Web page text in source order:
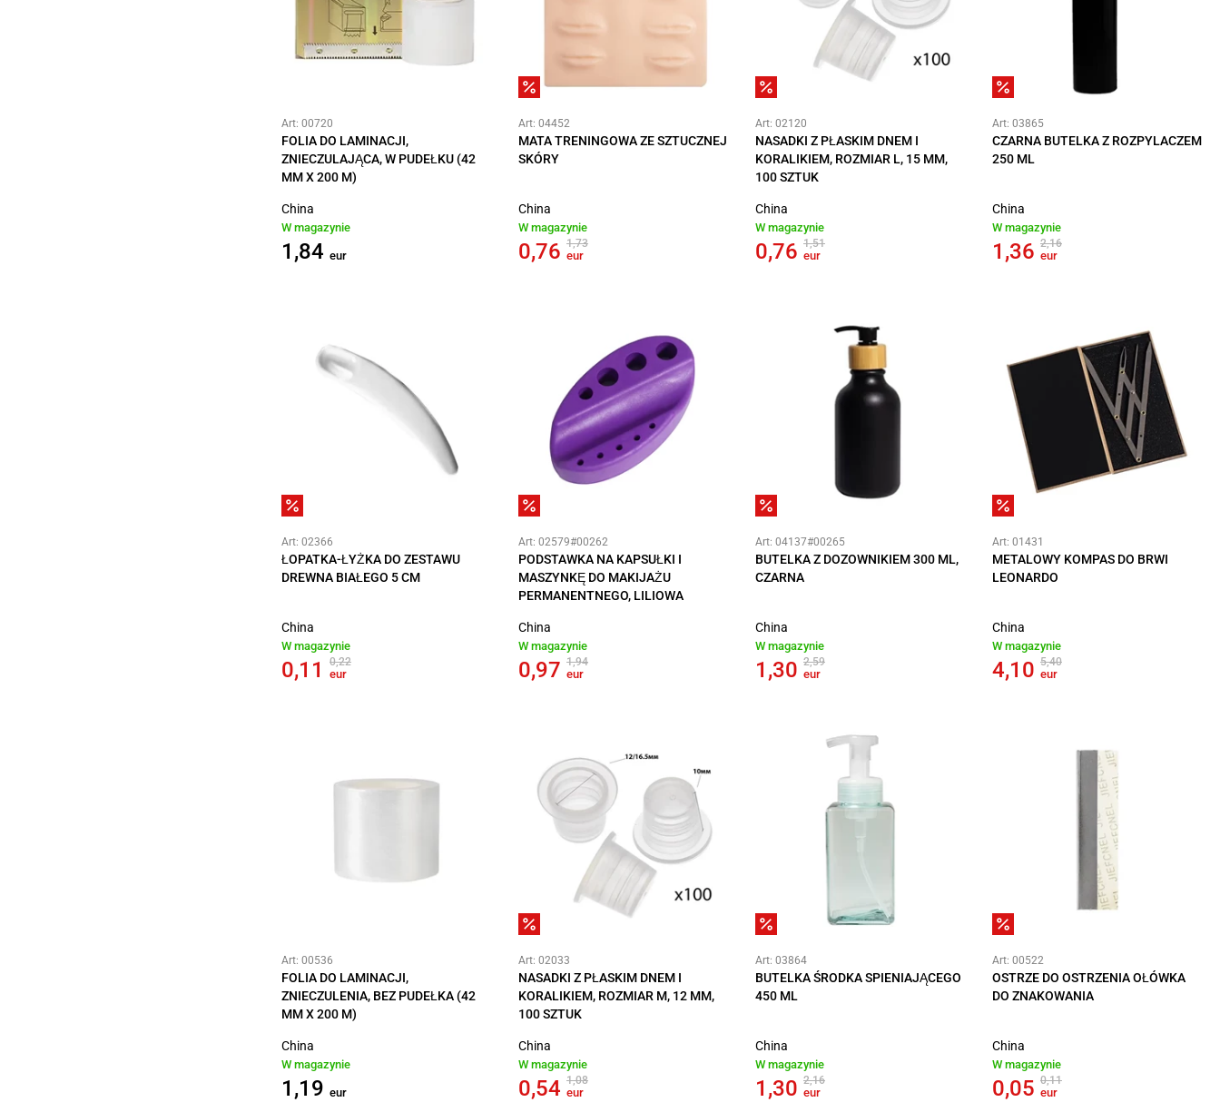
Art: 00720
FOLIA DO LAMINACJI,
ZNIECZULAJĄCA, W PUDEŁKU (42
MM X 200 M)
China
W magazynie
1,84 eur
Art: 04452
MATA TRENINGOWA ZE SZTUCZNEJ
SKÓRY
China
W magazynie
0,76 1,73
eur
Art: 02120
NASADKI Z PŁASKIM DNEM I
KORALIKIEM, ROZMIAR L, 15 MM,
100 SZTUK
China
W magazynie
0,76 1,51
eur
Art: 03865
CZARNA BUTELKA Z ROZPYLACZEM
250 ML
China
W magazynie
1,36 2,16
eur
Art: 02366
ŁOPATKA-ŁYŻKA DO ZESTAWU
DREWNA BIAŁEGO 5 CM
China
W magazynie
0,11 0,22
eur
Art: 02579#00262
PODSTAWKA NA KAPSUŁKI I
MASZYNKĘ DO MAKIJAŻU
PERMANENTNEGO, LILIOWA
China
W magazynie
0,97 1,94
eur
Art: 04137#00265
BUTELKA Z DOZOWNIKIEM 300 ML,
CZARNA
China
W magazynie
1,30 2,59
eur
Art: 01431
METALOWY KOMPAS DO BRWI
LEONARDO
China
W magazynie
4,10 5,40
eur
Art: 00536
FOLIA DO LAMINACJI,
ZNIECZULENIA, BEZ PUDEŁKA (42
MM X 200 M)
China
W magazynie
1,19 eur
Art: 02033
NASADKI Z PŁASKIM DNEM I
KORALIKIEM, ROZMIAR M, 12 MM,
100 SZTUK
China
W magazynie
0,54 1,08
eur
Art: 03864
BUTELKA ŚRODKA SPIENIAJĄCEGO
450 ML
China
W magazynie
1,30 2,16
eur
Art: 00522
OSTRZE DO OSTRZENIA OŁÓWKA
DO ZNAKOWANIA
China
W magazynie
0,05 0,11
eur